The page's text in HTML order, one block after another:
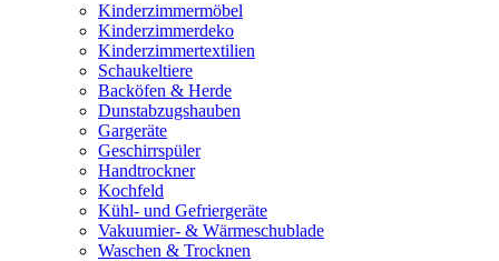
Kinderzimmermöbel
Kinderzimmerdeko
Kinderzimmertextilien
Schaukeltiere
Backöfen & Herde
Dunstabzugshauben
Gargeräte
Geschirrspüler
Handtrockner
Kochfeld
Kühl- und Gefriergeräte
Vakuumier- & Wärmeschublade
Waschen & Trocknen